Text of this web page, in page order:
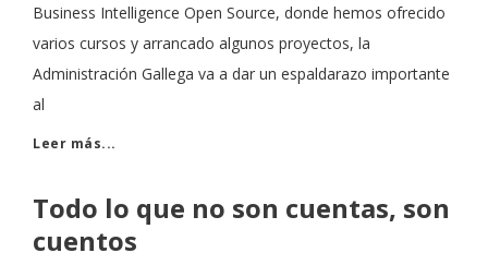
Business Intelligence Open Source, donde hemos ofrecido
varios cursos y arrancado algunos proyectos, la
Administración Gallega va a dar un espaldarazo importante
al
Leer más...
Todo lo que no son cuentas, son
cuentos